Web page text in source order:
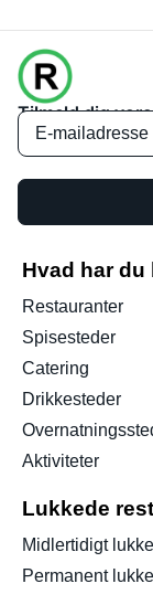
Tilmeld dig
Hvad har du
Restauranter
Spisesteder
Catering
Drikkesteder
Aktiviteter
Lukkede
Midlertidigt
Permanent